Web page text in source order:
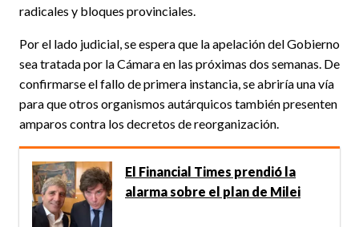
radicales y bloques provinciales.
Por el lado judicial, se espera que la apelación del Gobierno
sea tratada por la Cámara en las próximas dos semanas. De
confirmarse el fallo de primera instancia, se abriría una vía
para que otros organismos autárquicos también presenten
amparos contra los decretos de reorganización.
El Financial Times prendió la
alarma sobre el plan de Milei